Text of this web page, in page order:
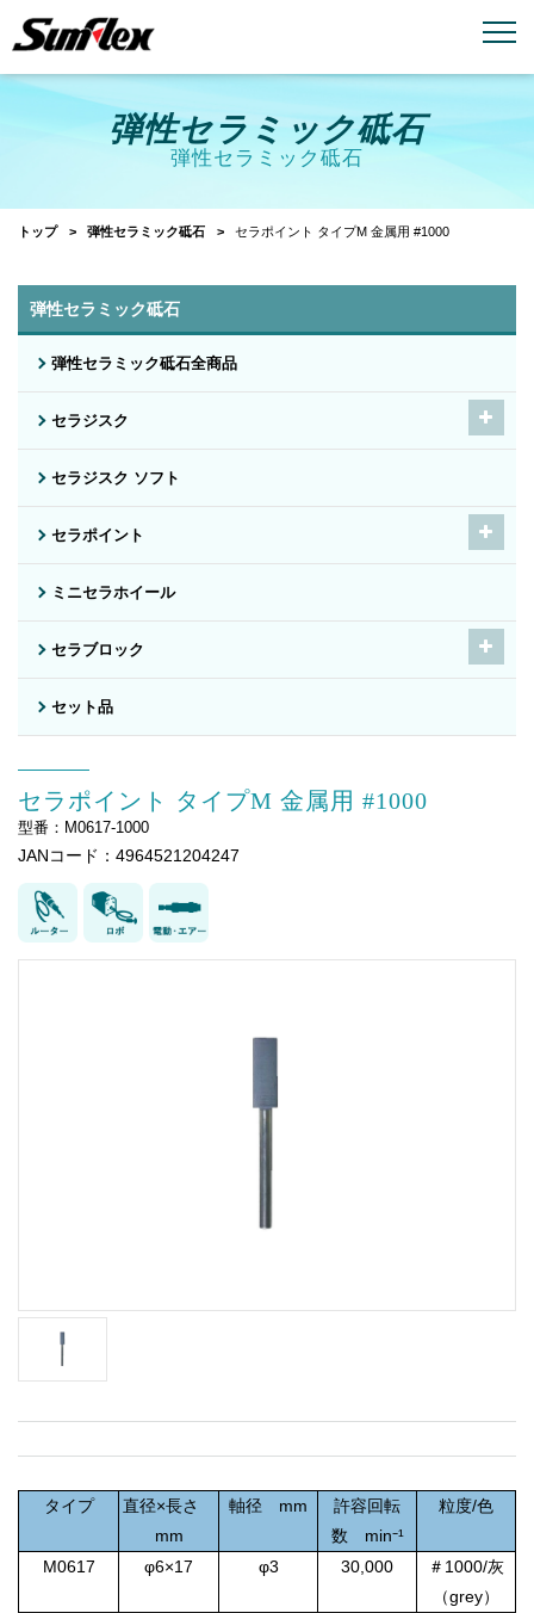
emailお問い合わせ
弾性セラミック砥石
弾性セラミック砥石
トップ 弾性セラミック砥石 セラポイント タイプM 金属用 #1000
弾性セラミック砥石
弾性セラミック砥石全商品
セラジスク
セラジスク ソフト
セラポイント
ミニセラホイール
セラブロック
セット品
セラポイント タイプM 金属用 #1000
型番：M0617-1000
JANコード：4964521204247
タイプ
直径×長さ
mm
軸径 mm
許容回転
数 min⁻¹
粒度/色
M0617 φ6×17 φ3 30,000
＃1000/灰
（grey）